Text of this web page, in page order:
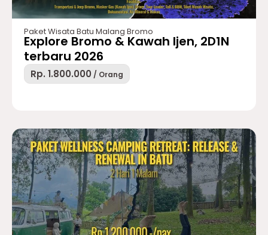
Paket Wisata Batu Malang Bromo
Explore Bromo & Kawah Ijen, 2D1N
terbaru 2026
Rp. 1.800.000 / Orang